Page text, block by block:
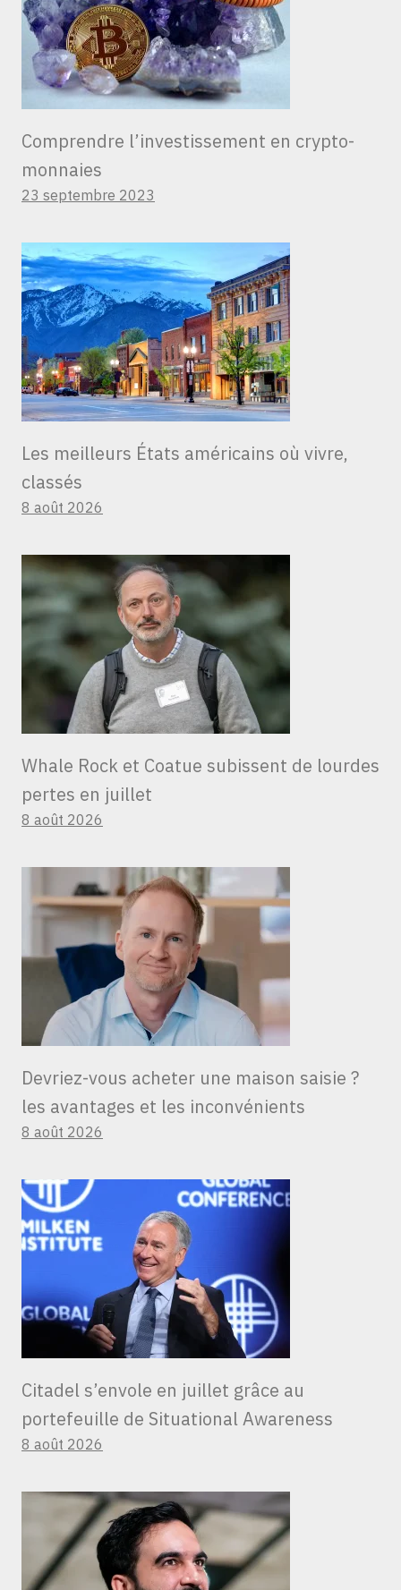
Comprendre l’investissement en crypto-
monnaies
23 septembre 2023
Les meilleurs États américains où vivre,
classés
8 août 2026
Whale Rock et Coatue subissent de lourdes
pertes en juillet
8 août 2026
Devriez-vous acheter une maison saisie ?
les avantages et les inconvénients
8 août 2026
Citadel s’envole en juillet grâce au
portefeuille de Situational Awareness
8 août 2026